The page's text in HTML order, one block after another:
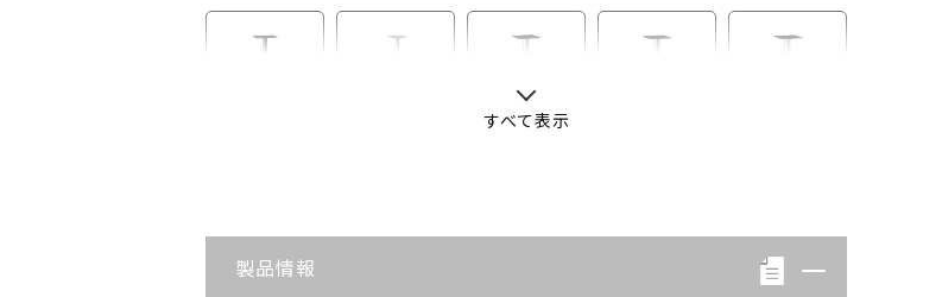
すべて表示
製品情報